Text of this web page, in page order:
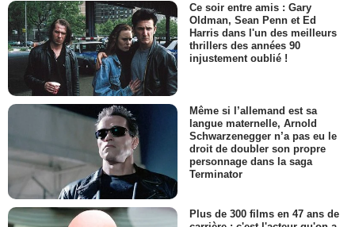
Ce soir entre amis : Gary
Oldman, Sean Penn et Ed
Harris dans l'un des meilleurs
thrillers des années 90
injustement oublié !
Même si l’allemand est sa
langue maternelle, Arnold
Schwarzenegger n’a pas eu le
droit de doubler son propre
personnage dans la saga
Terminator
Plus de 300 films en 47 ans de